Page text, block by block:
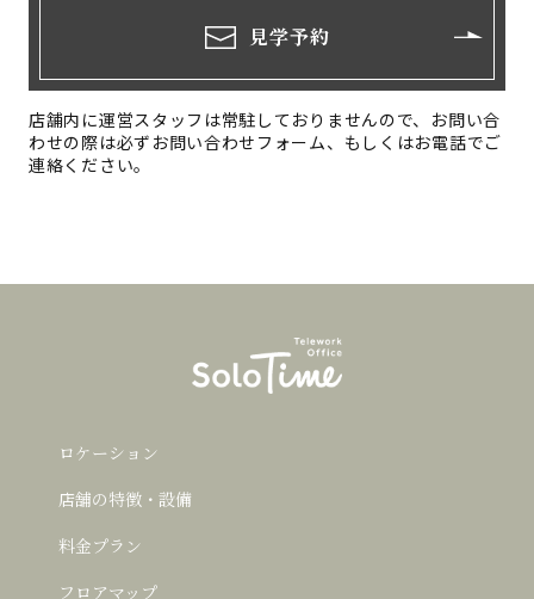
見学予約
店舗内に運営スタッフは常駐しておりませんので、お問い合
わせの際は必ずお問い合わせフォーム、もしくはお電話でご
連絡ください。
ロケーション
店舗の特徴・設備
料金プラン
フロアマップ